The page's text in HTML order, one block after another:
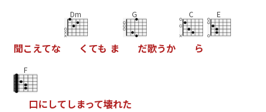
聞こえてな
Dm
く ても ま
G
だ歌うか
C
ら
E
F
口にしてしまって壊れた